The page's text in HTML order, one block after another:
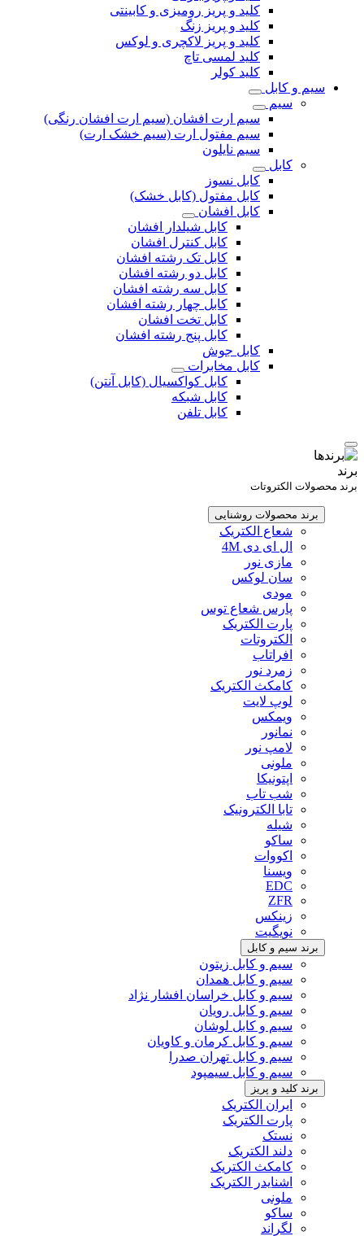
کلید و پریز رومیزی و کابینتی
کلید و پریز زنگ
کلید و پریز لاکچری و لوکس
کلید لمسی تاچ
کلید کولر
سیم و کابل
سیم
سیم ارت افشان (سیم ارت افشان رنگی)
سیم مفتول ارت (سیم خشک ارت)
سیم نایلون
کابل
کابل نسوز
کابل مفتول (کابل خشک)
کابل افشان
کابل شیلدار افشان
کابل کنترل افشان
کابل تک رشته افشان
کابل دو رشته افشان
کابل سه رشته افشان
کابل چهار رشته افشان
کابل تخت افشان
کابل پنج رشته افشان
کابل جوش
کابل مخابرات
کابل کواکسیال (کابل آنتن)
کابل شبکه
کابل تلفن
برند
برند محصولات الکتروتات
برند محصولات روشنایی
شعاع الکتریک
ال ای دی 4M
مازی نور
سان لوکس
مودی
پارس شعاع توس
پارت الکتریک
الکتروتات
افراتاب
زمرد نور
کامکث الکتریک
لوپ لایت
ویمکس
نمانور
لامپ نور
ملونی
اپتونیکا
شب تاب
تابا الکترونیک
شیله
ساکو
اکووات
ویسنا
EDC
ZFR
زینکس
نویگیت
برند سیم و کابل
سیم و کابل زیتون
سیم و کابل همدان
سیم و کابل خراسان افشار نژاد
سیم و کابل رویان
سیم و کابل لوشان
سیم و کابل کرمان و کاویان
سیم و کابل تهران صدرا
سیم و کابل سیمپود
برند کلید و پریز
ایران الکتریک
پارت الکتریک
نستک
دلند الکتریک
کامکث الکتریک
اشنایدر الکتریک
ملونی
ساکو
لگراند